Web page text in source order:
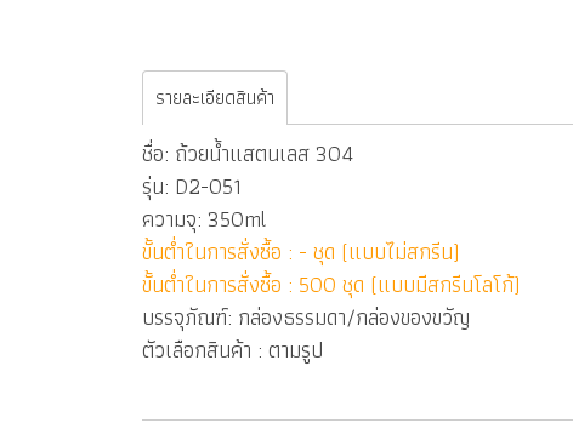
รายละเอียดสินค้า
ชื่อ: ถ้วยน้ำแสตนเลส 304
รุ่น: D2-051
ความจุ: 350ml
ขั้นต่ำในการสั่งซื้อ : - ชุด (แบบไม่สกรีน)
ขั้นต่ำในการสั่งซื้อ : 500 ชุด (แบบมีสกรีนโลโก้)
บรรจุภัณฑ์: กล่องธรรมดา/กล่องของขวัญ
ตัวเลือกสินค้า : ตามรูป